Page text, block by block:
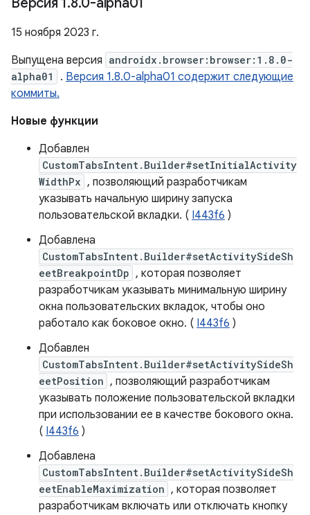
15 ноября 2023 г.
Выпущена версия androidx.browser:browser:1.8.0-
alpha01
. Версия 1.8.0-alpha01 содержит следующие
коммиты.
Новые функции
Добавлен
CustomTabsIntent.Builder#setInitialActivity
WidthPx , позволяющий разработчикам
указывать начальную ширину запуска
пользовательской вкладки. ( I443f6 )
Добавлена
CustomTabsIntent.Builder#setActivitySideSh
eetBreakpointDp , которая позволяет
разработчикам указывать минимальную ширину
окна пользовательских вкладок, чтобы оно
работало как боковое окно. ( I443f6 )
Добавлен
CustomTabsIntent.Builder#setActivitySideSh
eetPosition , позволяющий разработчикам
указывать положение пользовательской вкладки
при использовании ее в качестве бокового окна.
( I443f6 )
Добавлена
CustomTabsIntent.Builder#setActivitySideSh
eetEnableMaximization , которая позволяет
разработчикам включать или отключать кнопку